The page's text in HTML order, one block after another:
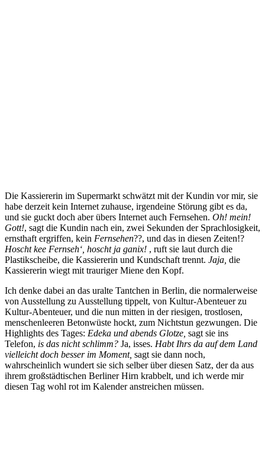
Die Kassiererin im Supermarkt schwätzt mit der Kundin vor mir, sie
habe derzeit kein Internet zuhause, irgendeine Störung gibt es da,
und sie guckt doch aber übers Internet auch Fernsehen. Oh! mein!
Gott!, sagt die Kundin nach ein, zwei Sekunden der Sprachlosigkeit,
ernsthaft ergriffen, kein Fernsehen??, und das in diesen Zeiten!?
Hoscht kee Fernseh‘, hoscht ja ganix! , ruft sie laut durch die
Plastikscheibe, die Kassiererin und Kundschaft trennt. Jaja, die
Kassiererin wiegt mit trauriger Miene den Kopf.
Ich denke dabei an das uralte Tantchen in Berlin, die normalerweise
von Ausstellung zu Ausstellung tippelt, von Kultur-Abenteuer zu
Kultur-Abenteuer, und die nun mitten in der riesigen, trostlosen,
menschenleeren Betonwüste hockt, zum Nichtstun gezwungen. Die
Highlights des Tages: Edeka und abends Glotze, sagt sie ins
Telefon, is das nicht schlimm? Ja, isses. Habt Ihrs da auf dem Land
vielleicht doch besser im Moment, sagt sie dann noch,
wahrscheinlich wundert sie sich selber über diesen Satz, der da aus
ihrem großstädtischen Berliner Hirn krabbelt, und ich werde mir
diesen Tag wohl rot im Kalender anstreichen müssen.